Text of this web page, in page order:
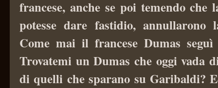
francese, anche se poi temendo che
potesse dare fastidio, annullarono
Come mai il francese Dumas
Trovatemi un Dumas che oggi vada
di quelli che sparano su Garibaldi?